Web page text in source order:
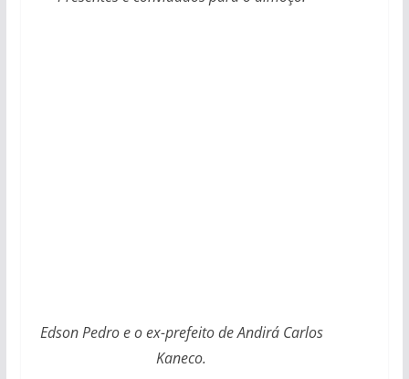
Edson Pedro e o ex-prefeito de Andirá Carlos
Kaneco.